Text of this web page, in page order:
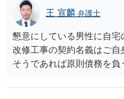
王 宣麟 弁護士
懇意にしている男性に自宅
改修工事の契約名義はご
そうであれば原則債務を
ます。 入籍した場合でも